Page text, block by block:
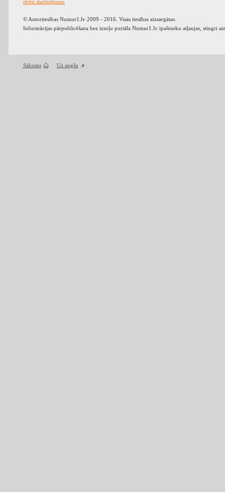
dzēst sludinājumu
© Autortiesības Numur1.lv 2009 - 2016. Visas tiesības aizsargātas.
Informācijas pārpublicēšana bez izsoļu portāla Numur1.lv īpašnieku atļaujas, stingri
Sākums Uz augšu